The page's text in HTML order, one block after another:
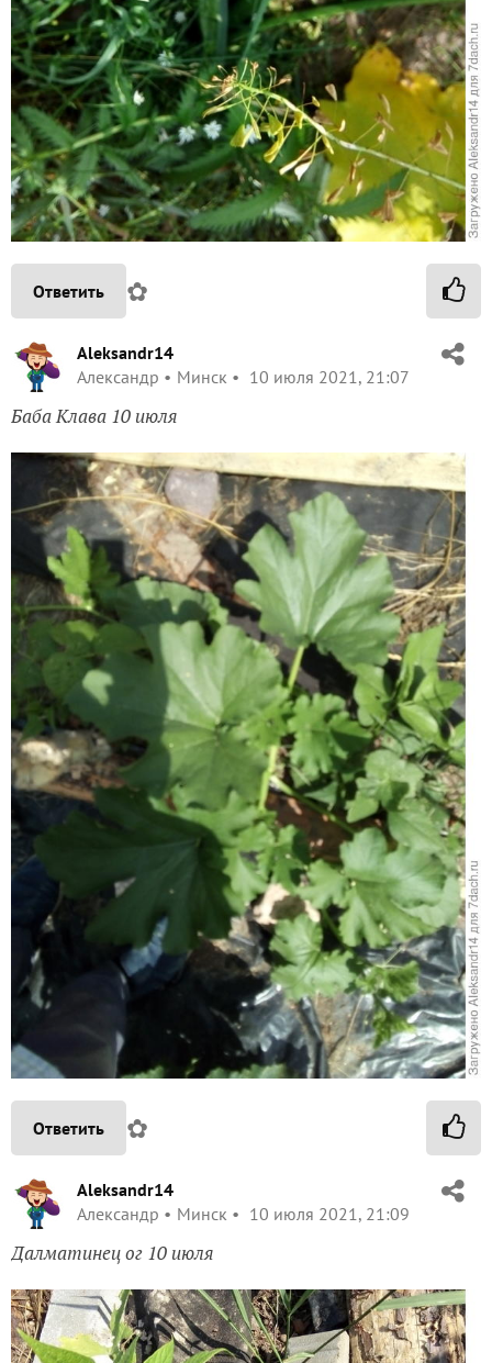
Ответить ✿
Aleksandr14
Александр
Минск 10 июля 2021, 21:07
Баба Клава 10 июля
Ответить ✿
Aleksandr14
Александр
Минск 10 июля 2021, 21:09
Далматинец ог 10 июля